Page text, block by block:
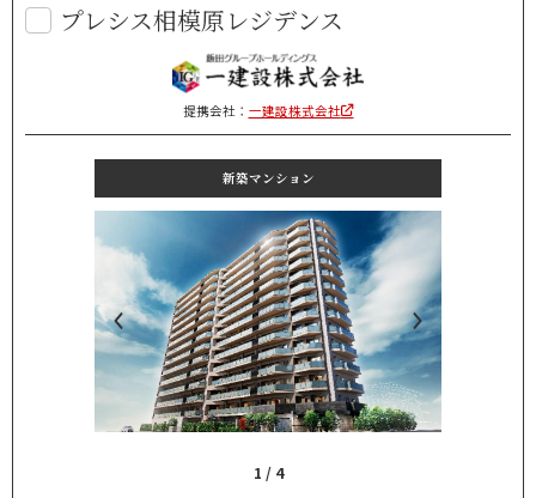
プレシス相模原レジデンス
提携会社： 一建設株式会社
新築マンション
1 / 4